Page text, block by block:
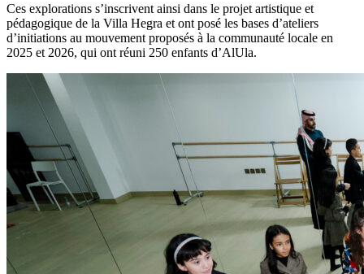
Ces explorations s’inscrivent ainsi dans le projet artistique et
pédagogique de la Villa Hegra et ont posé les bases d’ateliers
d’initiations au mouvement proposés à la communauté locale en
2025 et 2026, qui ont réuni 250 enfants d’AlUla.